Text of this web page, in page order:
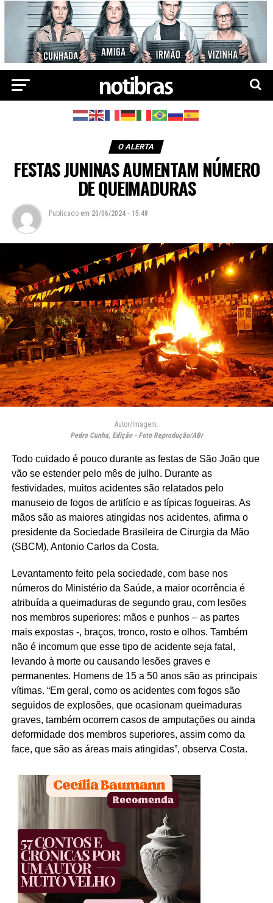
O ALERTA
FESTAS JUNINAS AUMENTAM NÚMERO
DE QUEIMADURAS
Publicado em 20/06/2024 - 15:48
Autor/Imagem:
Pedro Cunha, Edição - Foto Reprodução/ABr
Todo cuidado é pouco durante as festas de São João que
vão se estender pelo mês de julho. Durante as
festividades, muitos acidentes são relatados pelo
manuseio de fogos de artifício e as típicas fogueiras. As
mãos são as maiores atingidas nos acidentes, afirma o
presidente da Sociedade Brasileira de Cirurgia da Mão
(SBCM), Antonio Carlos da Costa.
Levantamento feito pela sociedade, com base nos
números do Ministério da Saúde, a maior ocorrência é
atribuída a queimaduras de segundo grau, com lesões
nos membros superiores: mãos e punhos – as partes
mais expostas -, braços, tronco, rosto e olhos. Também
não é incomum que esse tipo de acidente seja fatal,
levando à morte ou causando lesões graves e
permanentes. Homens de 15 a 50 anos são as principais
vítimas. “Em geral, como os acidentes com fogos são
seguidos de explosões, que ocasionam queimaduras
graves, também ocorrem casos de amputações ou ainda
deformidade dos membros superiores, assim como da
face, que são as áreas mais atingidas”, observa Costa.